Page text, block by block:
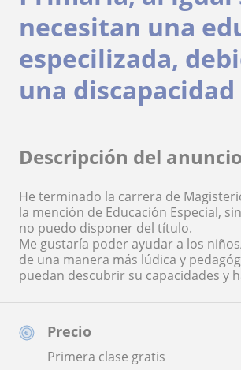
Precio
Primera clase gratis
necesitan una
especilizada,
una discapacidad
Descripción del anuncio
He terminado la carrera de
la mención de Educación Especial,
no puedo disponer del título.
Me gustaría poder ayudar a los
de una manera más lúdica y
puedan descubrir su capacidades y